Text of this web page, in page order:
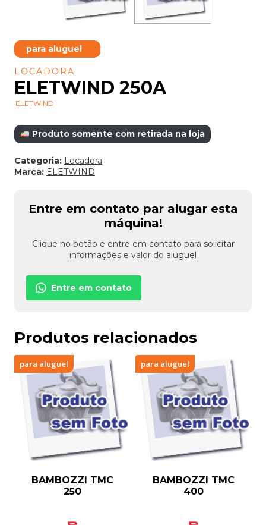
para aluguel
LOCADORA
ELETWIND 250A
ELETWIND
Produto somente com retirada na loja
Categoria: Locadora
Marca: ELETWIND
Entre em contato par alugar esta
máquina!
Clique no botão e entre em contato para solicitar
informações e valor do aluguel
Entre em contato
Produtos relacionados
para aluguel
BAMBOZZI TMC
250
para aluguel
BAMBOZZI TMC
400